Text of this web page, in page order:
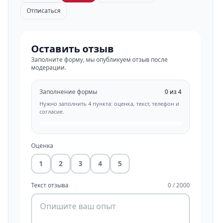
Отписаться
Оставить отзыв
Заполните форму, мы опубликуем отзыв после
модерации.
Заполнение формы 0 из 4
Нужно заполнить 4 пункта: оценка, текст, телефон и
согласие.
Оценка
1 2 3 4 5
Текст отзыва 0 / 2000